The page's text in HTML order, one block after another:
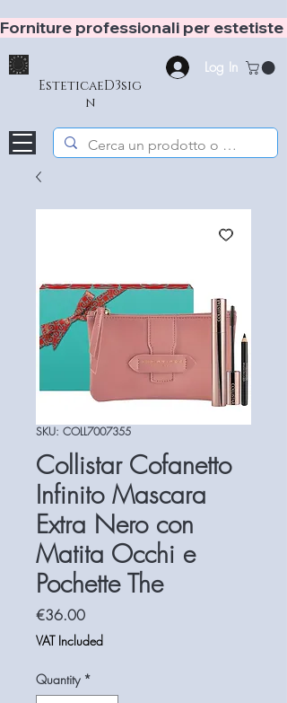
Forniture professionali per
EsteticaeD3sig
n
Log In
SKU: COLL7007355
Collistar Cofanetto
Infinito Mascara
Extra Nero con
Matita Occhi e
Pochette The
€36.00Price
VAT Included
Quantity *